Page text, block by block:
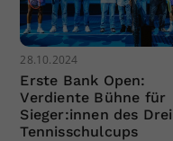
28.10.2024
Erste Bank Open:
Verdiente Bühne für
Sieger:innen des Drei
Tennisschulcups